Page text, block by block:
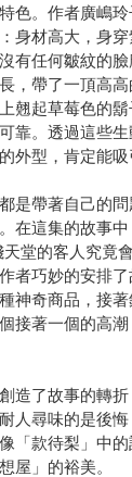
色。作者廣嶋
身材高大，身
有任何皺紋的
，帶了一頂高
翹起草莓色的
靠。透過這些
外型，肯定能吸
是帶著自己的
在這集的故事
堂的客人究竟
者巧妙的安排
神奇商品，接
接著一個的高
造了故事的轉
人尋味的是後
「款待梨」中
屋」的裕美。